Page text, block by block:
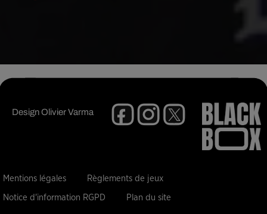
DesignOlivier Varma
Mentions légales Règlements de jeux
Notice d'information RGPD Plan du site